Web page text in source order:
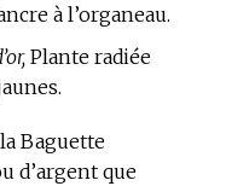
à l’organeau.
Plante radiée
Baguette
d’argent que